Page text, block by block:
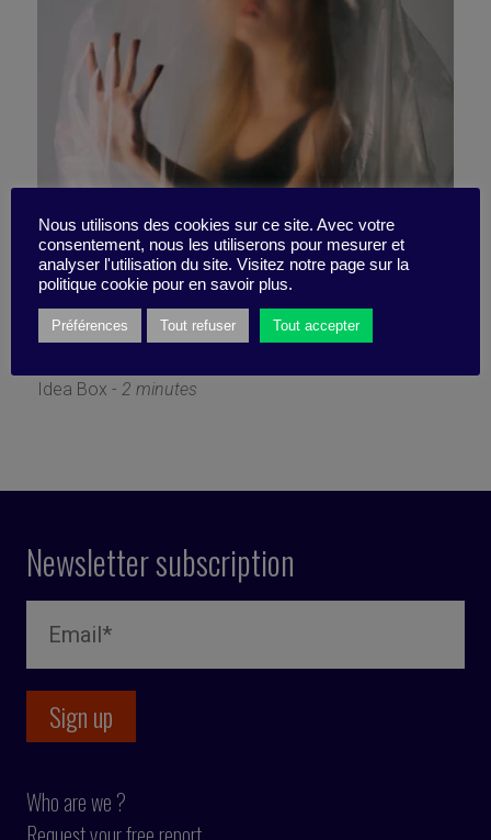
Mental health is becoming
THE priority for companies
Idea Box - 2 minutes
Newsletter subscription
Who are we ?
Nous utilisons des cookies sur ce site. Avec votre
consentement, nous les utiliserons pour mesurer et
analyser l'utilisation du site. Visitez notre page sur la
politique cookie pour en savoir plus.
Préférences Tout refuser Tout accepter